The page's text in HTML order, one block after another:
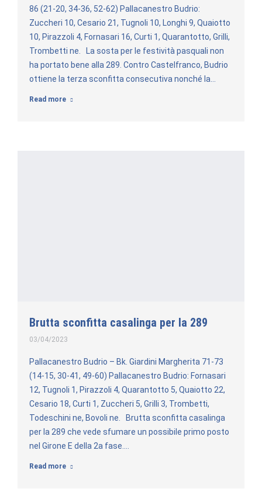
86 (21-20, 34-36, 52-62) Pallacanestro Budrio:
Zuccheri 10, Cesario 21, Tugnoli 10, Longhi 9, Quaiotto
10, Pirazzoli 4, Fornasari 16, Curti 1, Quarantotto, Grilli,
Trombetti ne. La sosta per le festività pasquali non
ha portato bene alla 289. Contro Castelfranco, Budrio
ottiene la terza sconfitta consecutiva nonché la…
Read more
Brutta sconfitta casalinga per la 289
03/04/2023
Pallacanestro Budrio – Bk. Giardini Margherita 71-73
(14-15, 30-41, 49-60) Pallacanestro Budrio: Fornasari
12, Tugnoli 1, Pirazzoli 4, Quarantotto 5, Quaiotto 22,
Cesario 18, Curti 1, Zuccheri 5, Grilli 3, Trombetti,
Todeschini ne, Bovoli ne. Brutta sconfitta casalinga
per la 289 che vede sfumare un possibile primo posto
nel Girone E della 2a fase.…
Read more